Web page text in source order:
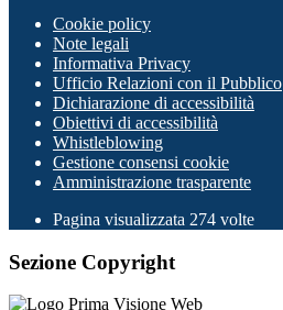
Cookie policy
Note legali
Informativa Privacy
Ufficio Relazioni con il Pubblico
Dichiarazione di accessibilità
Obiettivi di accessibilità
Whistleblowing
Gestione consensi cookie
Amministrazione trasparente
Pagina visualizzata 274 volte
Sezione Copyright